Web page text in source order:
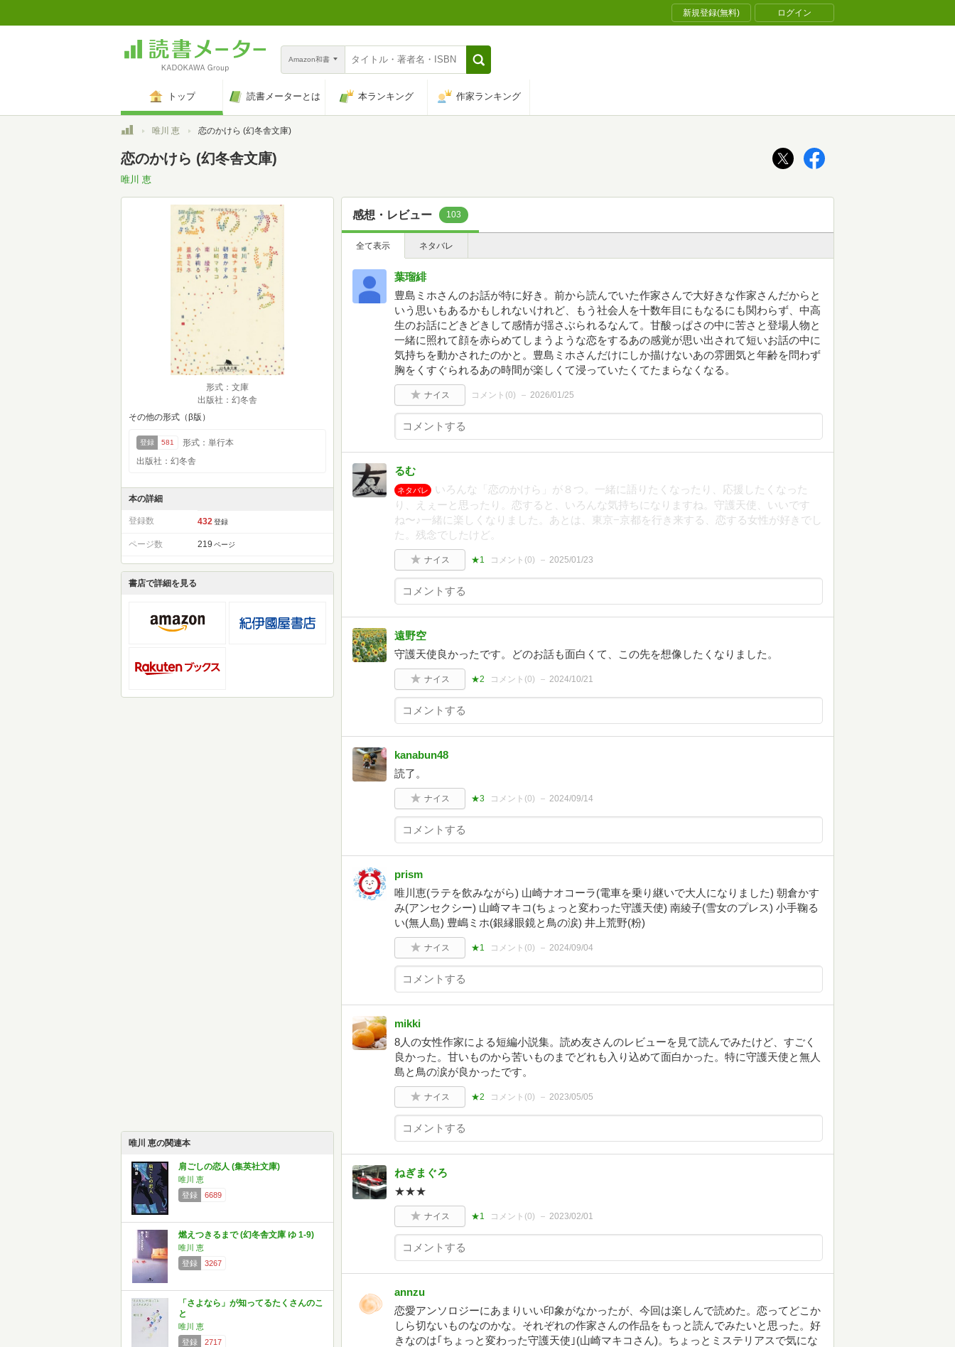
新規登録(無料) ログイン
Amazon和書
トップ 読書メーターとは 本ランキング 作家ランキング
トップ唯川 恵 恋のかけら (幻冬舎文庫)
恋のかけら (幻冬舎文庫)
唯川 恵
形式：文庫
出版社：幻冬舎
その他の形式（β版）
登録 581
形式：単行本
出版社：幻冬舎
本の詳細
登録数 432 登録
ページ数 219 ページ
書店で詳細を見る
唯川 恵の関連本
肩ごしの恋人 (集英社文庫)
唯川 恵
登録
6689
燃えつきるまで (幻冬舎文庫 ゆ 1-9)
唯川 恵
登録
3267
「さよなら」が知ってるたくさんのこ
と
唯川 恵
登録
2717
感想・レビュー 103
全て表示 ネタバレ
葉瑠緋
豊島ミホさんのお話が特に好き。前から読んでいた作家さんで大好きな作家さんだからと
いう思いもあるかもしれないけれど、もう社会人を十数年目にもなるにも関わらず、中高
生のお話にどきどきして感情が揺さぶられるなんて。甘酸っぱさの中に苦さと登場人物と
一緒に照れて顔を赤らめてしまうような恋をするあの感覚が思い出されて短いお話の中に
気持ちを動かされたのかと。豊島ミホさんだけにしか描けないあの雰囲気と年齢を問わず
胸をくすぐられるあの時間が楽しくて浸っていたくてたまらなくなる。
ナイス コメント(0) 2026/01/25
るむ
ネタバレ
いろんな「恋のかけら」が８つ。一緒に語りたくなったり、応援したくなった
り、えぇーと思ったり。恋すると、いろんな気持ちになりますね。守護天使、いいです
ね〜♪一緒に楽しくなりました。あとは、東京−京都を行き来する、恋する女性が好きでし
た。残念でしたけど。
ナイス ★1 コメント(0) 2025/01/23
遠野空
守護天使良かったです。どのお話も面白くて、この先を想像したくなりました。
ナイス ★2 コメント(0) 2024/10/21
kanabun48
読了。
ナイス ★3 コメント(0) 2024/09/14
prism
唯川恵(ラテを飲みながら) 山崎ナオコーラ(電車を乗り継いで大人になりました) 朝倉かす
み(アンセクシー) 山崎マキコ(ちょっと変わった守護天使) 南綾子(雪女のプレス) 小手鞠る
い(無人島) 豊嶋ミホ(銀縁眼鏡と鳥の涙) 井上荒野(粉)
ナイス ★1 コメント(0) 2024/09/04
mikki
8人の女性作家による短編小説集。読め友さんのレビューを見て読んでみたけど、すごく
良かった。甘いものから苦いものまでどれも入り込めて面白かった。特に守護天使と無人
島と鳥の涙が良かったです。
ナイス ★2 コメント(0) 2023/05/05
ねぎまぐろ
★★★
ナイス ★1 コメント(0) 2023/02/01
annzu
恋愛アンソロジーにあまりいい印象がなかったが、今回は楽しんで読めた。恋ってどこか
しら切ないものなのかな。それぞれの作家さんの作品をもっと読んでみたいと思った。好
きなのは｢ちょっと変わった守護天使｣(山崎マキコさん)。ちょっとミステリアスで気にな